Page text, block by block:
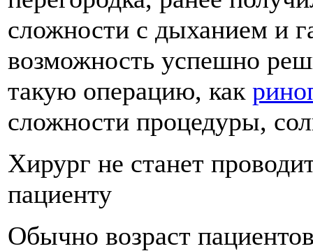
сложности с дыханием и
возможность успешно
такую операцию, как
сложности процедуры,
Хирург не станет
пациенту
Обычно возраст